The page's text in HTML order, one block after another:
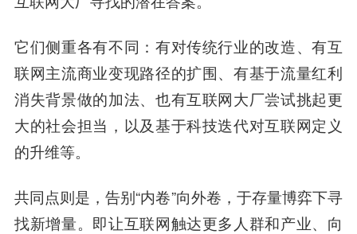
它们侧重各有不同：有对传统行业的改造、有互
联网主流商业变现路径的扩围、有基于流量红利
消失背景做的加法、也有互联网大厂尝试挑起更
大的社会担当，以及基于科技迭代对互联网定义
的升维等。
共同点则是，告别“内卷”向外卷，于存量博弈下寻
找新增量。即让互联网触达更多人群和产业、向